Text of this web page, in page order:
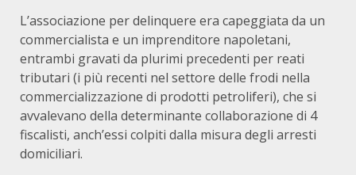
L’associazione per delinquere era capeggiata da un
commercialista e un imprenditore napoletani,
entrambi gravati da plurimi precedenti per reati
tributari (i più recenti nel settore delle frodi nella
commercializzazione di prodotti petroliferi), che si
avvalevano della determinante collaborazione di 4
fiscalisti, anch’essi colpiti dalla misura degli arresti
domiciliari.